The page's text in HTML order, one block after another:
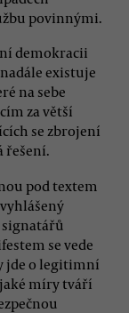
povinnými.
demokracii
existuje
na sebe
za větší
se zbrojení
řešení.
pod textem
signatářů
se vede
jde o legitimní
míry tváří